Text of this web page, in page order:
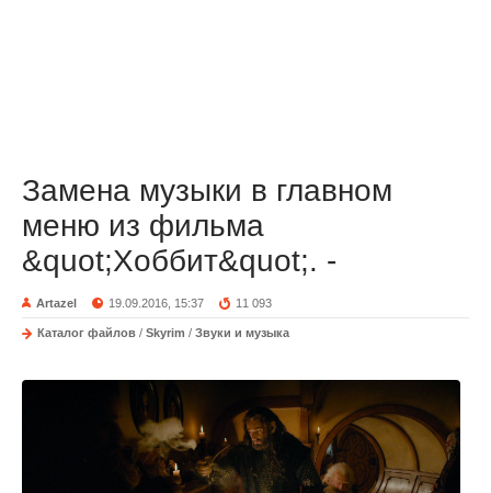
Замена музыки в главном
меню из фильма
&quot;Хоббит&quot;. -
Artazel 19.09.2016, 15:37 11 093
Каталог файлов / Skyrim / Звуки и музыка